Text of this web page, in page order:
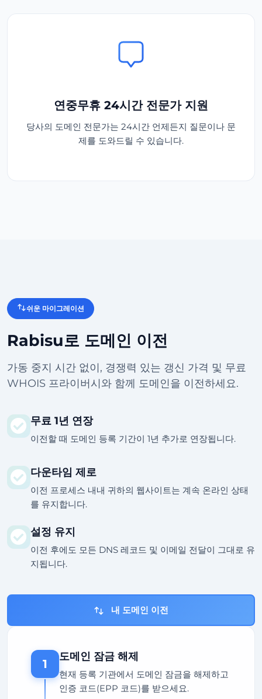
연중무휴 24시간 전문가 지원
당사의 도메인 전문가는 24시간 언제든지 질문이나 문
제를 도와드릴 수 있습니다.
쉬운 마이그레이션
Rabisu로 도메인 이전
가동 중지 시간 없이, 경쟁력 있는 갱신 가격 및 무료
WHOIS 프라이버시와 함께 도메인을 이전하세요.
무료 1년 연장
이전할 때 도메인 등록 기간이 1년 추가로 연장됩니다.
다운타임 제로
이전 프로세스 내내 귀하의 웹사이트는 계속 온라인 상태
를 유지합니다.
설정 유지
이전 후에도 모든 DNS 레코드 및 이메일 전달이 그대로 유
지됩니다.
내 도메인 이전
1
도메인 잠금 해제
현재 등록 기관에서 도메인 잠금을 해제하고
인증 코드(EPP 코드)를 받으세요.